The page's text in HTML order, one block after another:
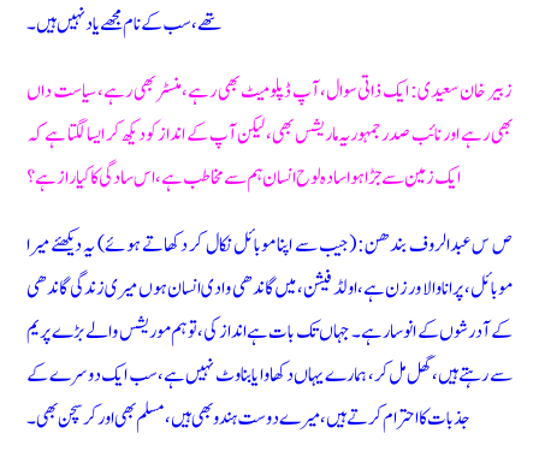
تھے، سب کے نام مجھے یاد نہیں ہیں ۔
زبیر خان سعیدی: ایک ذاتی سوال، آپ ڈپلومیٹ بھی رہے، منسٹر بھی رہے، سیاست داں
بھی رہے اور نائب صدر جمہوریہ ماریشس بھی، لیکن آپ کے انداز کو دیکھ کر ایسا لگتا ہے کہ
ایک زمین سے جڑا ہوا سادہ لوح انسان ہم سے مخاطب ہے، اس سادگی کا کیا راز ہے؟
ص س عبدالروف بندھن: (جیب سے اپنا موبائل نکال کر دکھاتے ہوئے) یہ دیکھئے میرا
موبائل، پرانا والا ورزن ہے، اولڈ فیشن، میں گاندھی وادی انسان ہوں میری زندگی گاندھی
کے آدرشوں کے انوسار ہے۔ جہاں تک بات ہے انداز کی، تو ہم موریشس والے بڑے پریم
سے رہتے ہیں، گھل مل کر، ہمارے یہاں دکھاوا یا بناوٹ نہیں ہے، سب ایک دوسرے کے
جذبات کا احترام کرتے ہیں، میرے دوست ہندو بھی ہیں، مسلم بھی اور کرسچن بھی۔